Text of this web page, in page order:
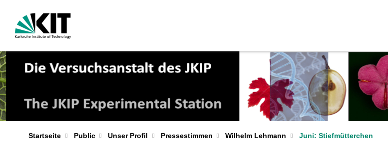
Startseite Public Unser Profil Pressestimmen Wilhelm Lehmann Juni: Stiefmütterchen